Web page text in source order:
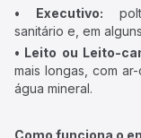
• Executivo:
sanitário e, em
• Leito ou Leito-
mais longas, com
água mineral.
Como funciona o